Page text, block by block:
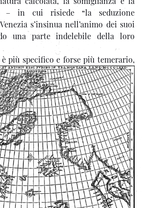
– in cui risiede “la seduzione
s’insinua nell’animo dei suoi
una parte indelebile della loro
più specifico e forse più temerario,